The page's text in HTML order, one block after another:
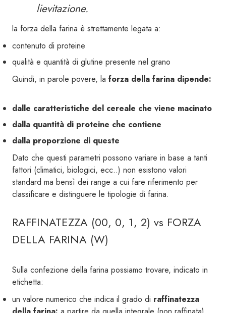
lievitazione.
la forza della farina è strettamente legata a:
contenuto di proteine
qualità e quantità di glutine presente nel grano
Quindi, in parole povere, la forza della farina dipende:
dalle caratteristiche del cereale che viene macinato
dalla quantità di proteine che contiene
dalla proporzione di queste
Dato che questi parametri possono variare in base a tanti
fattori (climatici, biologici, ecc..) non esistono valori
standard ma bensì dei range a cui fare riferimento per
classificare e distinguere le tipologie di farina.
RAFFINATEZZA (00, 0, 1, 2) vs FORZA
DELLA FARINA (W)
Sulla confezione della farina possiamo trovare, indicato in
etichetta:
un valore numerico che indica il grado di raffinatezza